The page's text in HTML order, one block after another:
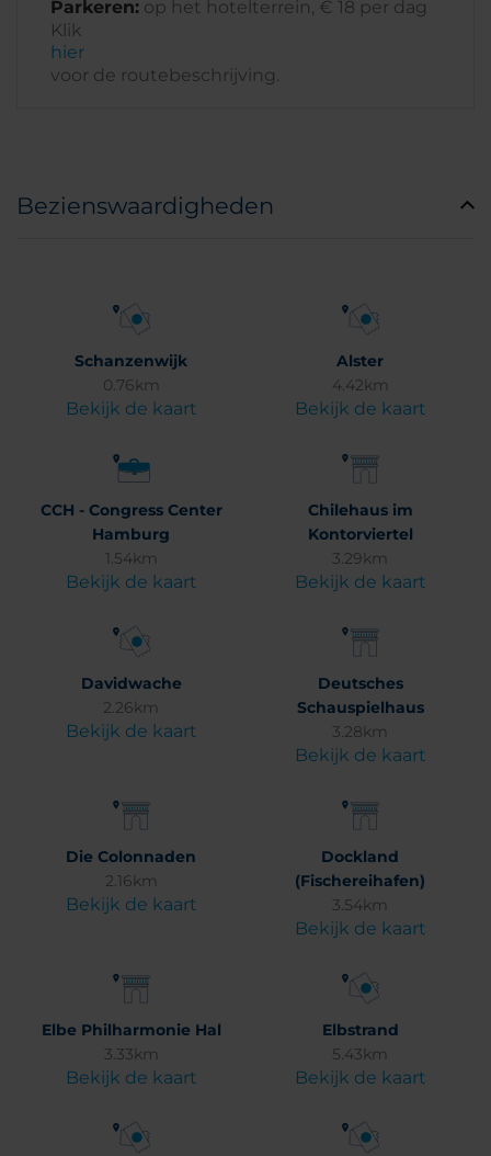
Parkeren: op het hotelterrein, € 18 per dag
Klik
hier
voor de routebeschrijving.
Bezienswaardigheden
Schanzenwijk
0.76km
Bekijk de kaart
Alster
4.42km
Bekijk de kaart
CCH - Congress Center
Hamburg
1.54km
Bekijk de kaart
Chilehaus im
Kontorviertel
3.29km
Bekijk de kaart
Davidwache
2.26km
Bekijk de kaart
Deutsches
Schauspielhaus
3.28km
Bekijk de kaart
Die Colonnaden
2.16km
Bekijk de kaart
Dockland
(Fischereihafen)
3.54km
Bekijk de kaart
Elbe Philharmonie Hal
3.33km
Bekijk de kaart
Elbstrand
5.43km
Bekijk de kaart